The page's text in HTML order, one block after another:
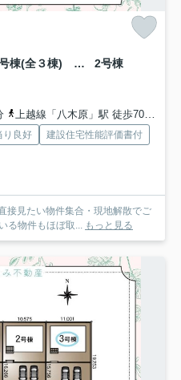
【新築】前橋市川原町第4 ２号棟(全３棟) クレイドルガーデン 新築建売分譲 2号棟
上越線「八木原」駅 徒歩70分
り良好
建設住宅性能評価書付
接見たい物件集合・現地解散でご
る物件もほぼ取...
もっと見る